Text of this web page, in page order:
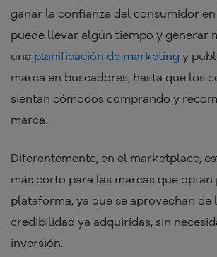
ganar la confianza del consumidor
puede llevar algún tiempo y generar
una planificación de marketing y
marca en buscadores, hasta que los
sientan cómodos comprando y
marca.
Diferentemente, en el marketplace,
más corto para las marcas que optan
plataforma, ya que se aprovechan de
credibilidad ya adquiridas, sin
inversión.